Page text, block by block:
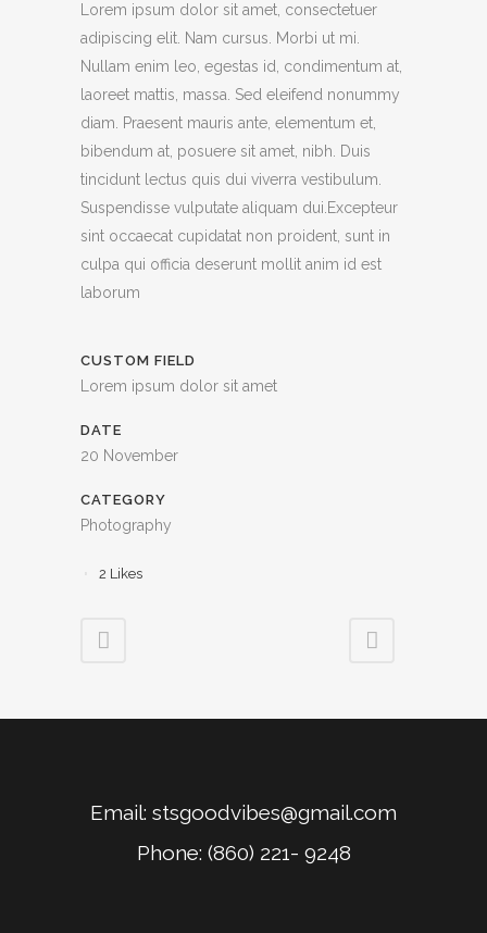
Lorem ipsum dolor sit amet, consectetuer
adipiscing elit. Nam cursus. Morbi ut mi.
Nullam enim leo, egestas id, condimentum at,
laoreet mattis, massa. Sed eleifend nonummy
diam. Praesent mauris ante, elementum et,
bibendum at, posuere sit amet, nibh. Duis
tincidunt lectus quis dui viverra vestibulum.
Suspendisse vulputate aliquam dui.Excepteur
sint occaecat cupidatat non proident, sunt in
culpa qui officia deserunt mollit anim id est
laborum
CUSTOM FIELD
Lorem ipsum dolor sit amet
DATE
20 November
CATEGORY
Photography
2 Likes
Email: stsgoodvibes@gmail.com
Phone: (860) 221- 9248